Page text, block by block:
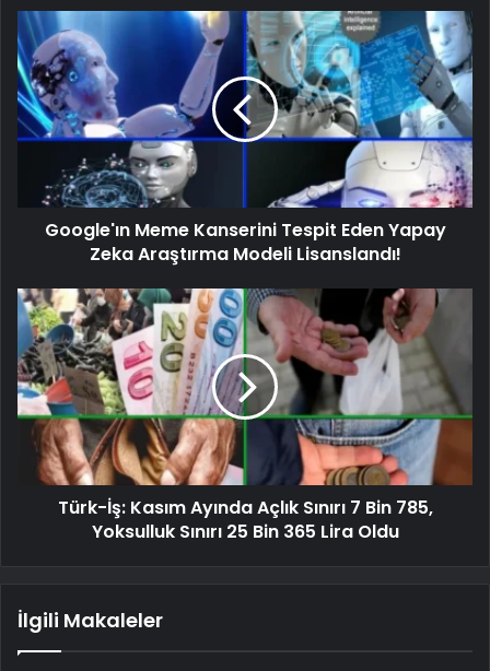
Google'ın Meme Kanserini Tespit Eden Yapay
Zeka Araştırma Modeli Lisanslandı!
Türk-İş: Kasım Ayında Açlık Sınırı 7 Bin 785,
Yoksulluk Sınırı 25 Bin 365 Lira Oldu
İlgili Makaleler